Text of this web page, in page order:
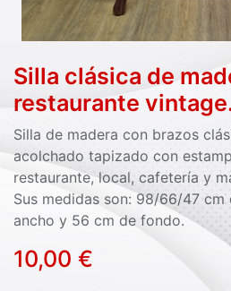
Silla clásica de
restaurante
Silla de madera con brazos
acolchado tapizado con
restaurante, local, cafetería y
Sus medidas son: 98/66/47
ancho y 56 cm de fondo.
10,00 €